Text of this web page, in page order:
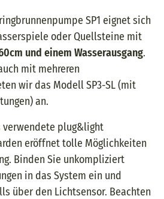
SP1 eignet sich
oder Quellsteine mit
und einem Wasserausgang.
mit mehreren
wir das Modell SP3-SL (mit
an.
verwendete plug&light
eröffnet tolle Möglichkeiten
Binden Sie unkompliziert
in das System ein und
über den Lichtsensor. Beachten